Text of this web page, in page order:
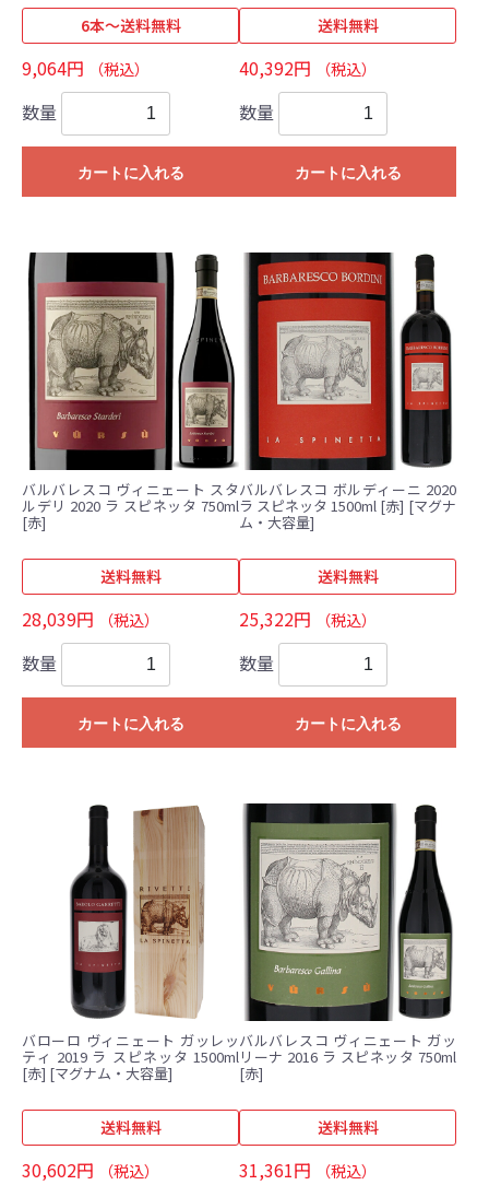
6本～送料無料
9,064円 （税込）
数量
カートに入れる
送料無料
40,392円 （税込）
数量
カートに入れる
バルバレスコ ヴィニェート スタ
ルデリ 2020 ラ スピネッタ 750ml
[赤]
送料無料
28,039円 （税込）
数量
カートに入れる
バルバレスコ ボルディーニ 2020
ラ スピネッタ 1500ml [赤] [マグナ
ム・大容量]
送料無料
25,322円 （税込）
数量
カートに入れる
バローロ ヴィニェート ガッレッ
ティ 2019 ラ スピネッタ 1500ml
[赤] [マグナム・大容量]
送料無料
30,602円 （税込）
バルバレスコ ヴィニェート ガッ
リーナ 2016 ラ スピネッタ 750ml
[赤]
送料無料
31,361円 （税込）